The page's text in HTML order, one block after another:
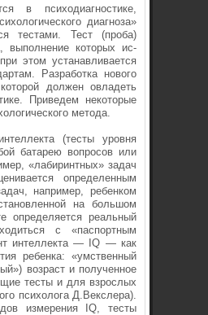
в психо­диагностике,
диагноза»
тестами. Тест (проба)
выполнение которых ис­
этом устанавливается
Разработка нового
должен овладеть
Приведем некоторые
метода.
(тесты уровня
батарею вопросов или
«лабиринтных» задач
опреде­ленным
например, ребенком
на большом
определяется реальный
с «паспортным
интел­лекта — IQ — как
ребенка: «умственный
возраст и полученное
тесты и для взрослых
психолога Д.Векслера).
измерения IQ, тесты